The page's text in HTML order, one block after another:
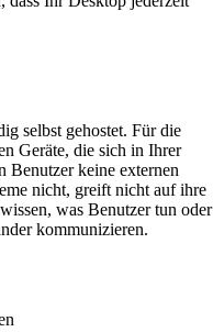
selbst gehostet. Für die
Geräte, die sich in Ihrer
Benutzer keine externen
nicht, greift nicht auf ihre
was Benutzer tun oder
kommunizieren.